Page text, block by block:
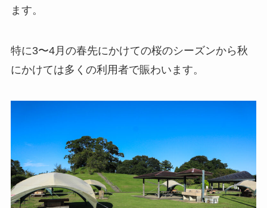
ます。
特に3〜4月の春先にかけての桜のシーズンから秋
にかけては多くの利用者で賑わいます。